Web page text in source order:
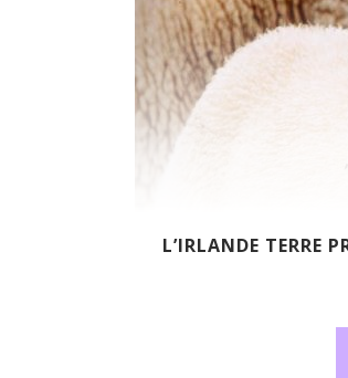
L’IRLANDE TERRE